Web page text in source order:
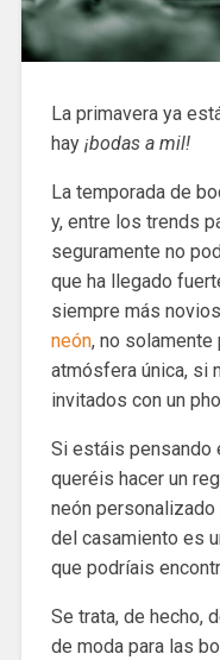
La primavera ya
hay ¡bodas a mil!
La temporada de
y, entre los trends
seguramente no
que ha llegado
siempre más
neón, no solamente
atmósfera única, si
invitados con un
Si estáis pensando
queréis hacer un
neón personalizado
del casamiento es
que podríais
Se trata, de hecho,
de moda para las